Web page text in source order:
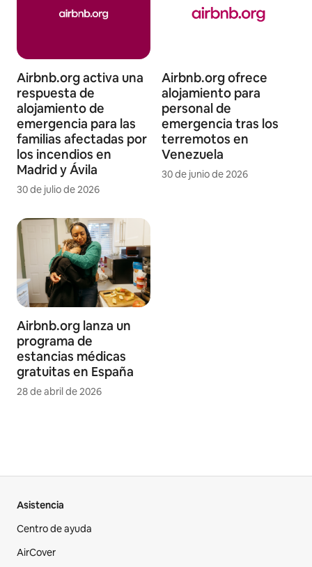
Airbnb.org activa una
respuesta de
alojamiento de
emergencia para las
familias afectadas por
los incendios en
Madrid y Ávila
30 de julio de 2026
Airbnb.org ofrece
alojamiento para
personal de
emergencia tras los
terremotos en
Venezuela
30 de junio de 2026
Airbnb.org lanza un
programa de
estancias médicas
gratuitas en España
28 de abril de 2026
Asistencia
Centro de ayuda
AirCover